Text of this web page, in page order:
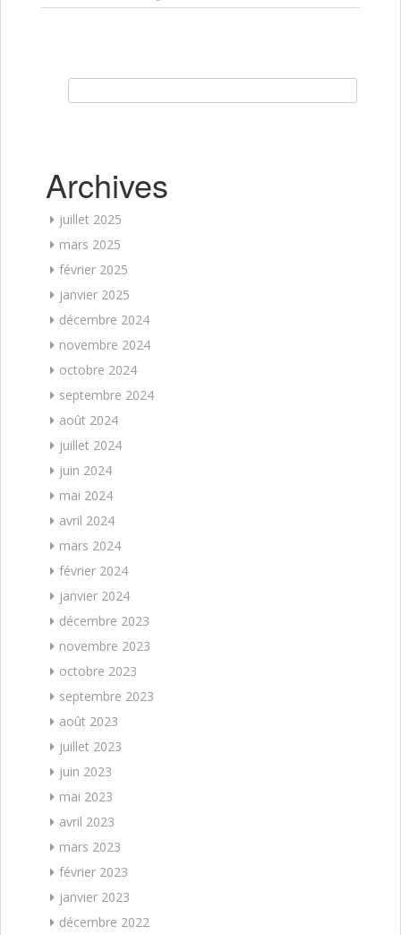
Archives
juillet 2025
mars 2025
février 2025
janvier 2025
décembre 2024
novembre 2024
octobre 2024
septembre 2024
août 2024
juillet 2024
juin 2024
mai 2024
avril 2024
mars 2024
février 2024
janvier 2024
décembre 2023
novembre 2023
octobre 2023
septembre 2023
août 2023
juillet 2023
juin 2023
mai 2023
avril 2023
mars 2023
février 2023
janvier 2023
décembre 2022